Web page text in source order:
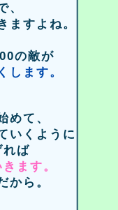
、
ますよね。
の敵が
します。
めて、
いくように
れば
ます。
から。